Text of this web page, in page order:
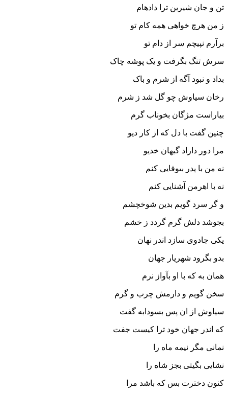
تن و جان شیرین ترا داده‏ام‏
ز من هرچ خواهى همه کام تو
برآرم نپیچم سر از دام تو
سرش تنگ بگرفت و یک پوشه چاک
بداد و نبود آگه از شرم و باک‏
رخان سیاوش چو گل شد ز شرم
بیاراست مژگان بخوناب گرم‏
چنین گفت با دل که از کار دیو
مرا دور داراد گیهان خدیو
نه من با پدر بى‏وفایى کنم
نه با اهرمن آشنایى کنم‏
و گر سرد گویم بدین شوخ‏چشم
بجوشد دلش گرم گردد ز خشم‏
یکى جادوى سازد اندر نهان
بدو بگرود شهریار جهان‏
همان به که با او بآواز نرم
سخن گویم و دارمش چرب و گرم‏
سیاوش از ان پس بسودابه گفت
که اندر جهان خود ترا کیست جفت‏
نمانى مگر نیمه ماه را
نشایى بگیتى بجز شاه را
کنون دخترت بس که باشد مرا